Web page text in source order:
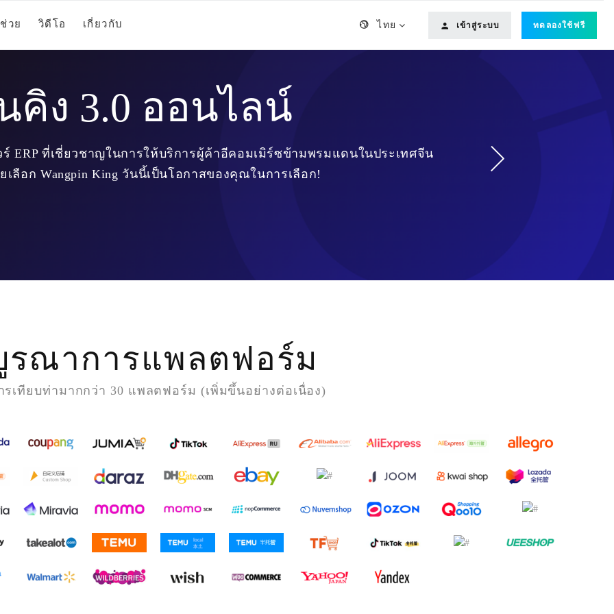
ไทย เข้าสู่ระบบ ทดลองใช้ฟรี
ช่วย วิดีโอ เกี่ยวกับ
คิง 3.0 ออนไลน์
ร์ ERP ที่เชี่ยวชาญในการให้บริการผู้ค้าอีคอมเมิร์ซข้ามพรมแดนในประเทศจีน
เลือก Wangpin King วันนี้เป็นโอกาสของคุณในการเลือก!
รณาการแพลตฟอร์ม
รเทียบท่ามากกว่า 30 แพลตฟอร์ม (เพิ่มขึ้นอย่างต่อเนื่อง)